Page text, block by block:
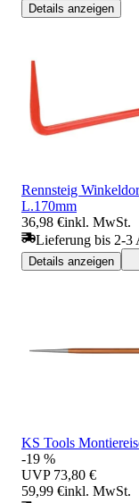
Details anzeigen
Rennsteig
L.170mm
36,98 €inkl. MwSt.
Lieferung bis 2-3
Details anzeigen
KS Tools
-19 %
UVP 73,80 €
59,99 €inkl. MwSt.